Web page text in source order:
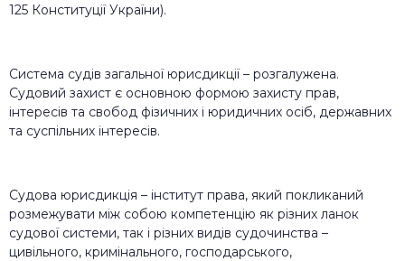
125 Конституції України).
Система судів загальної юрисдикції – розгалужена.
Судовий захист є основною формою захисту прав,
інтересів та свобод фізичних і юридичних осіб, державних
та суспільних інтересів.
Судова юрисдикція – інститут права, який покликаний
розмежувати між собою компетенцію як різних ланок
судової системи, так і різних видів судочинства –
цивільного, кримінального, господарського,